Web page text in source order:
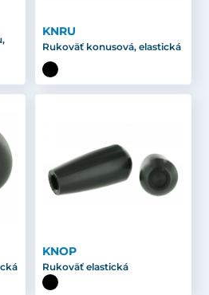
KNRU
Rukoväť konusová, elastická
KNOP
Rukoväť elastická